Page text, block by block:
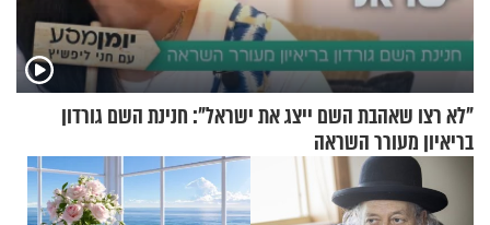
"לא רצו שאהבת השם ייצג את ישראל": חנינת השם גורדון
בריאיון מעורר השראה